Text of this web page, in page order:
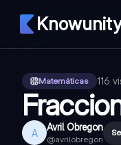
Knowunity
Matemáticas 116
A Avril Obregon
@avrilobregon